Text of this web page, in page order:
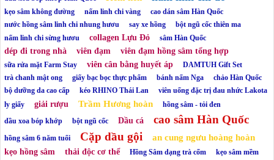
kẹo sâm không đường nấm linh chi vàng
cao dán sâm Hàn Quốc
nước hồng sâm linh chi nhung hươu
say xe hồng
bột ngũ cốc thiên ma
nấm linh chi sừng hươu
collagen Lựu Đỏ sâm Hàn Quốc
dép đi trong nhà viên đạm viên đạm hồng sâm tổng hợp
sữa rửa mặt Farm Stay viên cân bằng huyết áp
DAMTUH Gift Set
trà chanh mật ong
giấy bạc bọc thực phẩm bánh nấm Nga
chảo Hàn Quốc
bộ dưỡng da cao cấp
kéo RHINO Thái Lan
viên uống đặc trị đau nhức Lakota
ly giấy
giải rượu Trầm Hương hoàn
hồng sâm - tỏi đen
dầu xoa bóp khớp
bột ngũ cốc Dầu cá cao sâm Hàn Quốc
hồng sâm 6 năm tuổi Cặp dầu gội an cung ngưu hoàng hoàn
kẹo hồng sâm thải độc cơ thể Hồng Sâm dạng trà cốm kẹo sâm mềm